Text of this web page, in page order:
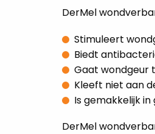
DerMel
Stimuleert
Biedt
Gaat wondgeur
Kleeft niet aan
Is gemakkelijk in
DerMel